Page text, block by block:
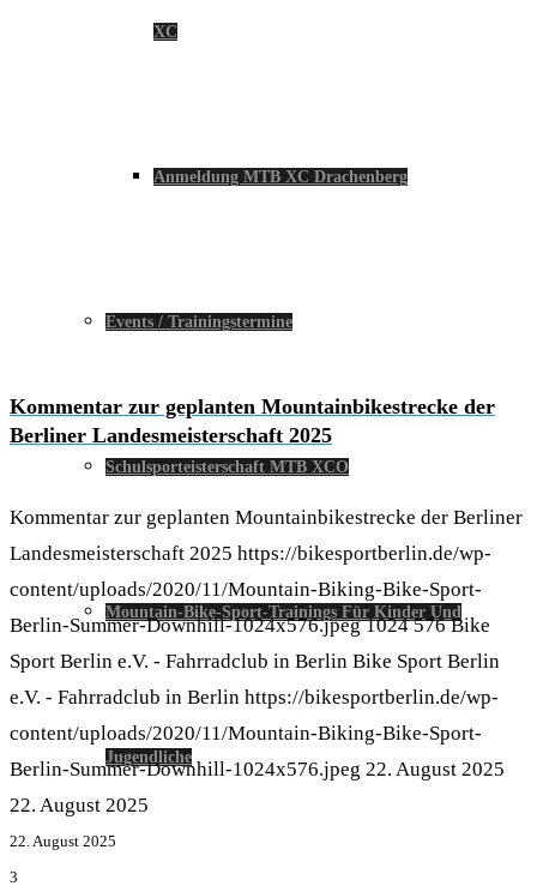
XC
Anmeldung MTB XC Drachenberg
Events / Trainingstermine
Schulsporteisterschaft MTB XCO
Mountain-Bike-Sport-Trainings Für Kinder Und
Jugendliche
Kommentar zur geplanten Mountainbikestrecke der
Berliner Landesmeisterschaft 2025
Kommentar zur geplanten Mountainbikestrecke der Berliner
Landesmeisterschaft 2025 https://bikesportberlin.de/wp-
content/uploads/2020/11/Mountain-Biking-Bike-Sport-
Berlin-Summer-Downhill-1024x576.jpeg 1024 576 Bike
Sport Berlin e.V. - Fahrradclub in Berlin Bike Sport Berlin
e.V. - Fahrradclub in Berlin https://bikesportberlin.de/wp-
content/uploads/2020/11/Mountain-Biking-Bike-Sport-
Berlin-Summer-Downhill-1024x576.jpeg 22. August 2025
22. August 2025
22. August 2025
3